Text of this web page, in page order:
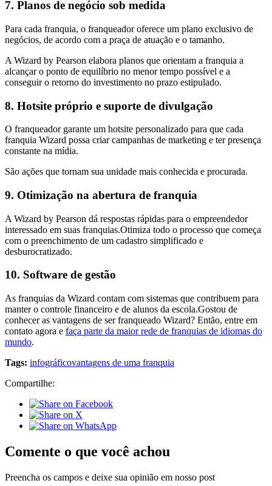
7. Planos de negócio sob medida
Para cada franquia, o franqueador oferece um plano exclusivo de
negócios, de acordo com a praça de atuação e o tamanho.
A Wizard by Pearson elabora planos que orientam a franquia a
alcançar o ponto de equilíbrio no menor tempo possível e a
conseguir o retorno do investimento no prazo estipulado.
8. Hotsite próprio e suporte de divulgação
O franqueador garante um hotsite personalizado para que cada
franquia Wizard possa criar campanhas de marketing e ter presença
constante na mídia.
São ações que tornam sua unidade mais conhecida e procurada.
9. Otimização na abertura de franquia
A Wizard by Pearson dá respostas rápidas para o empreendedor
interessado em suas franquias.Otimiza todo o processo que começa
com o preenchimento de um cadastro simplificado e
desburocratizado.
10. Software de gestão
As franquias da Wizard contam com sistemas que contribuem para
manter o controle financeiro e de alunos da escola.Gostou de
conhecer as vantagens de ser franqueado Wizard? Então, entre em
contato agora e faça parte da maior rede de franquias de idiomas do
mundo.
Tags: infográficovantagens de uma franquia
Compartilhe:
Comente o que você achou
Preencha os campos e deixe sua opinião em nosso post